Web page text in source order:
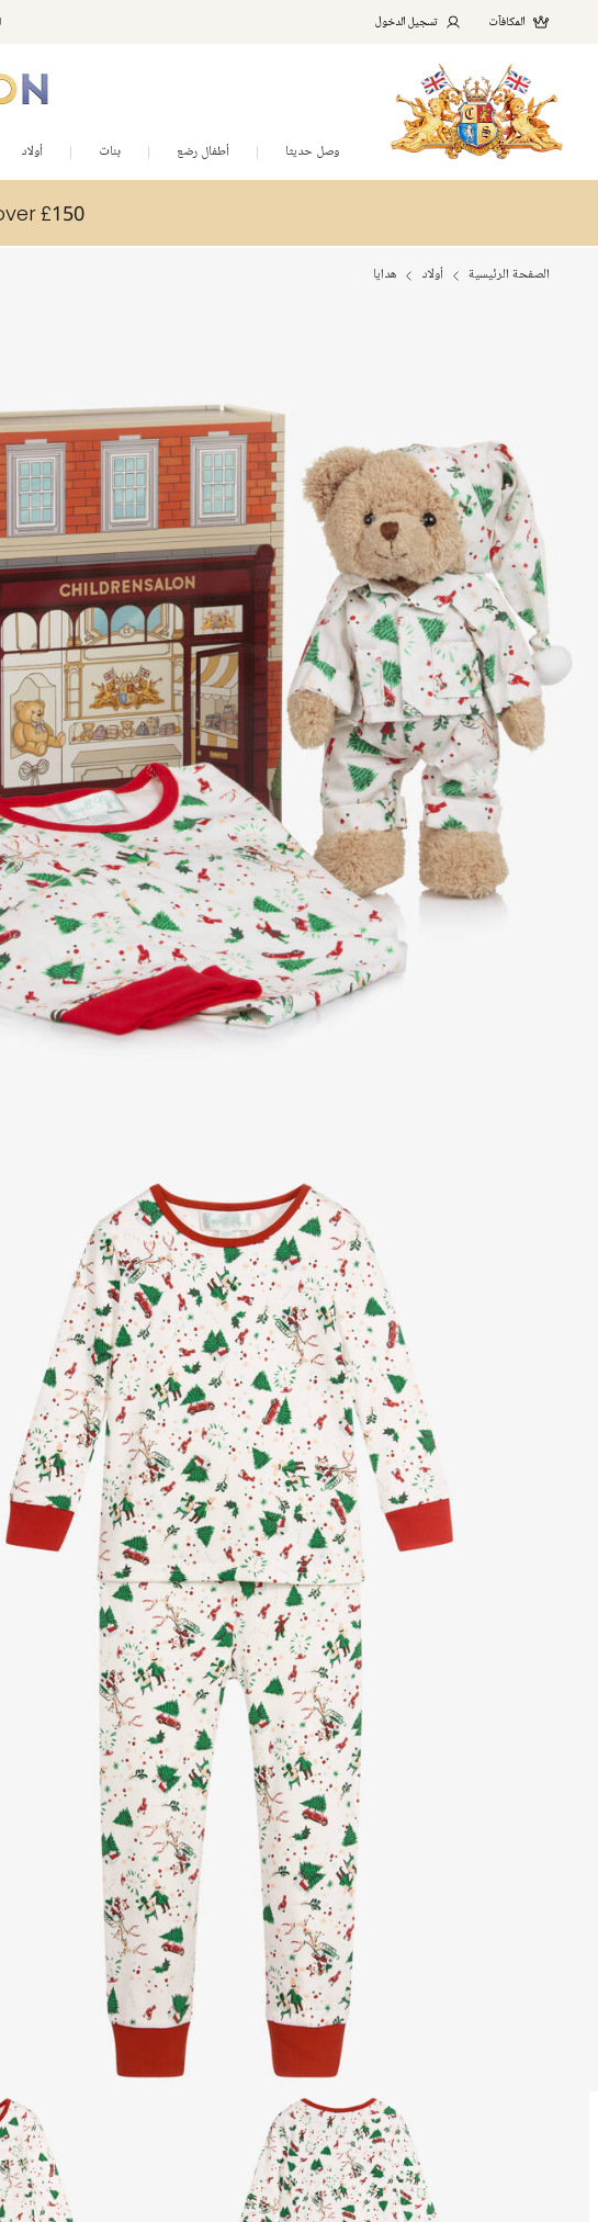
المكافآت تسجيل الدخول
وصل حديثا أطفال رضع بنات أولاد
£150
الصفحة الرئيسية أولاد هدايا